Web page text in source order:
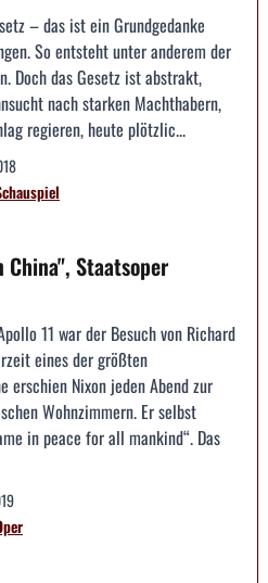
– das ist ein Grundgedanke
So entsteht unter anderem der
Doch das Gesetz ist abstrakt,
nach starken Machthabern,
regieren, heute plötzlic...
China", Staatsoper
11 war der Besuch von Richard
eines der größten
erschien Nixon jeden Abend zur
Wohnzimmern. Er selbst
in peace for all mankind“. Das